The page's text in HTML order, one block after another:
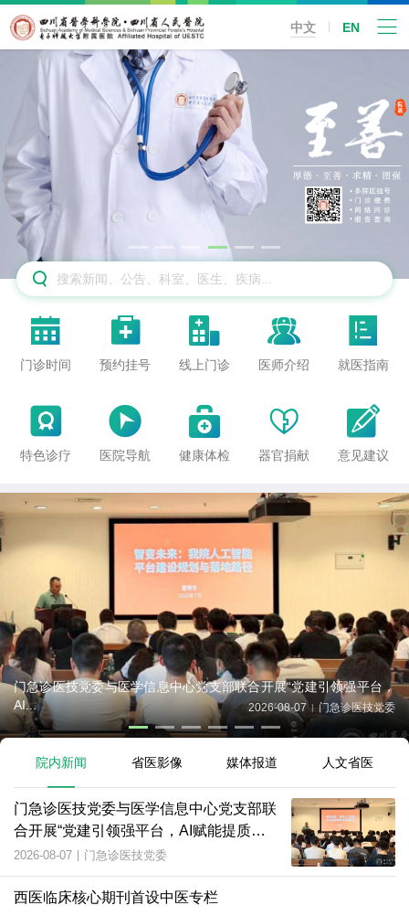
中文 EN


门诊时间

预约挂号

线上门诊

医师介绍

就医指南

特色诊疗

医院导航

健康体检

器官捐献

意见建议
门急诊医技党委与医学信息中心党支部联合开展“党建引领强平台，
AI...
2026-08-07 | 门急诊医技党委
院内新闻 省医影像 媒体报道 人文省医
门急诊医技党委与医学信息中心党支部联
合开展“党建引领强平台，AI赋能提质
效”主题党日活动
2026-08-07 | 门急诊医技党委
西医临床核心期刊首设中医专栏